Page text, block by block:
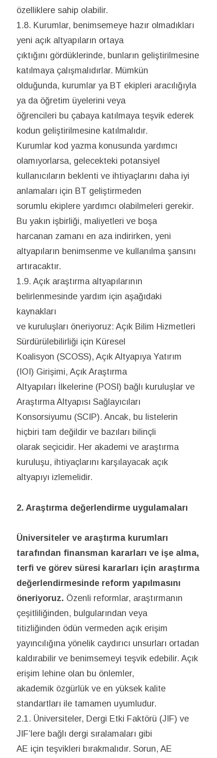
özelliklere sahip olabilir.
1.8. Kurumlar, benimsemeye hazır olmadıkları
yeni açık altyapıların ortaya
çıktığını gördüklerinde, bunların geliştirilmesine
katılmaya çalışmalıdırlar. Mümkün
olduğunda, kurumlar ya BT ekipleri aracılığıyla
ya da öğretim üyelerini veya
öğrencileri bu çabaya katılmaya teşvik ederek
kodun geliştirilmesine katılmalıdır.
Kurumlar kod yazma konusunda yardımcı
olamıyorlarsa, gelecekteki potansiyel
kullanıcıların beklenti ve ihtiyaçlarını daha iyi
anlamaları için BT geliştirmeden
sorumlu ekiplere yardımcı olabilmeleri gerekir.
Bu yakın işbirliği, maliyetleri ve boşa
harcanan zamanı en aza indirirken, yeni
altyapıların benimsenme ve kullanılma şansını
artıracaktır.
1.9. Açık araştırma altyapılarının
belirlenmesinde yardım için aşağıdaki
kaynakları
ve kuruluşları öneriyoruz: Açık Bilim Hizmetleri
Sürdürülebilirliği için Küresel
Koalisyon (SCOSS), Açık Altyapıya Yatırım
(IOI) Girişimi, Açık Araştırma
Altyapıları İlkelerine (POSI) bağlı kuruluşlar ve
Araştırma Altyapısı Sağlayıcıları
Konsorsiyumu (SCIP). Ancak, bu listelerin
hiçbiri tam değildir ve bazıları bilinçli
olarak seçicidir. Her akademi ve araştırma
kuruluşu, ihtiyaçlarını karşılayacak açık
altyapıyı izlemelidir.
2. Araştırma değerlendirme uygulamaları
Üniversiteler ve araştırma kurumları
tarafından finansman kararları ve işe alma,
terfi ve görev süresi kararları için araştırma
değerlendirmesinde reform yapılmasını
öneriyoruz. Özenli reformlar, araştırmanın
çeşitliliğinden, bulgularından veya
titizliğinden ödün vermeden açık erişim
yayıncılığına yönelik caydırıcı unsurları ortadan
kaldırabilir ve benimsemeyi teşvik edebilir. Açık
erişim lehine olan bu önlemler,
akademik özgürlük ve en yüksek kalite
standartları ile tamamen uyumludur.
2.1. Üniversiteler, Dergi Etki Faktörü (JIF) ve
JIF’lere bağlı dergi sıralamaları gibi
AE için teşvikleri bırakmalıdır. Sorun, AE